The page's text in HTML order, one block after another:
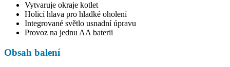
Vytvaruje okraje kotlet
Holicí hlava pro hladké oholení
Integrované světlo usnadní úpravu
Provoz na jednu AA baterii
Obsah balení